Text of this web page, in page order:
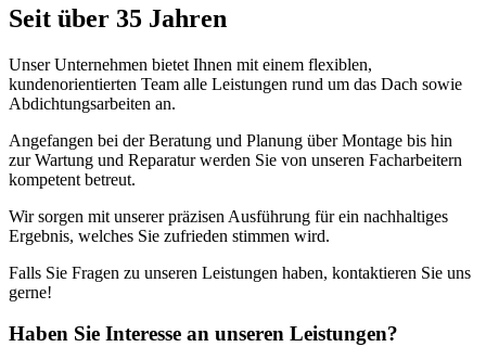
Seit über 35 Jahren
Unser Unternehmen bietet Ihnen mit einem flexiblen,
kundenorientierten Team alle Leistungen rund um das Dach sowie
Abdichtungsarbeiten an.
Angefangen bei der Beratung und Planung über Montage bis hin
zur Wartung und Reparatur werden Sie von unseren Facharbeitern
kompetent betreut.
Wir sorgen mit unserer präzisen Ausführung für ein nachhaltiges
Ergebnis, welches Sie zufrieden stimmen wird.
Falls Sie Fragen zu unseren Leistungen haben, kontaktieren Sie uns
gerne!
Haben Sie Interesse an unseren Leistungen?